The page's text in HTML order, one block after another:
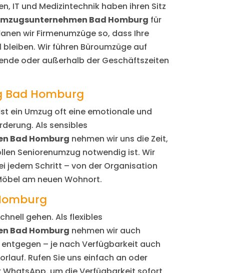
IT und Medizintechnik haben ihren Sitz
Bad Homburg für
wir Firmenumzüge so, dass Ihre
Wir führen Büroumzüge auf
oder außerhalb der Geschäftszeiten
Bad Homburg
ein Umzug oft eine emotionale und
Als sensibles
Bad Homburg nehmen wir uns die Zeit,
Seniorenumzug notwendig ist. Wir
jedem Schritt – von der Organisation
am neuen Wohnort.
gehen. Als flexibles
Bad Homburg nehmen wir auch
– je nach Verfügbarkeit auch
Rufen Sie uns einfach an oder